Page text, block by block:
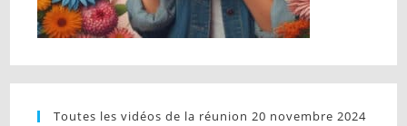
Toutes les vidéos de la réunion 20 novembre 2024